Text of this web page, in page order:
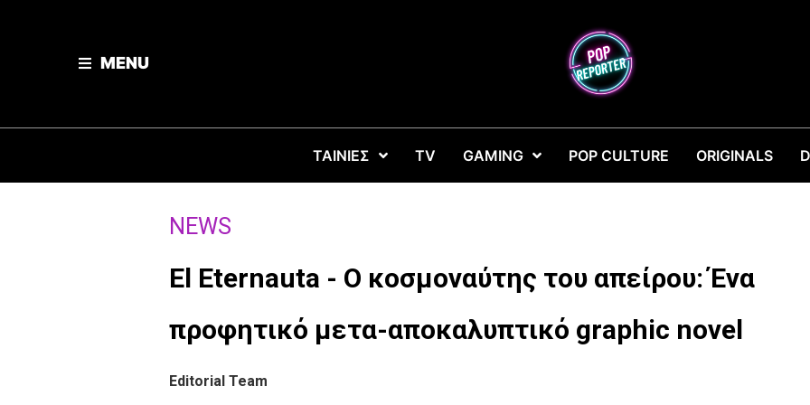
MENU
ΤΑΙΝΙΕΣ TV GAMING POP CULTURE ORIGINALS
NEWS
El Eternauta - Ο κοσμοναύτης του απείρου: Ένα
προφητικό μετα-αποκαλυπτικό graphic novel
Editorial Team